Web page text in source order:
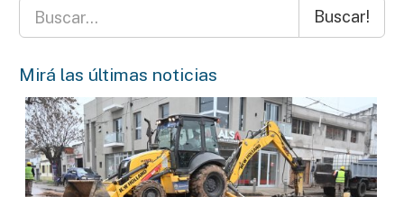
Buscar!
Mirá las últimas noticias